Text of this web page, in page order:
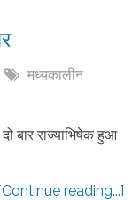
मध्यकालीन
बार राज्याभिषेक हुआ
reading...]